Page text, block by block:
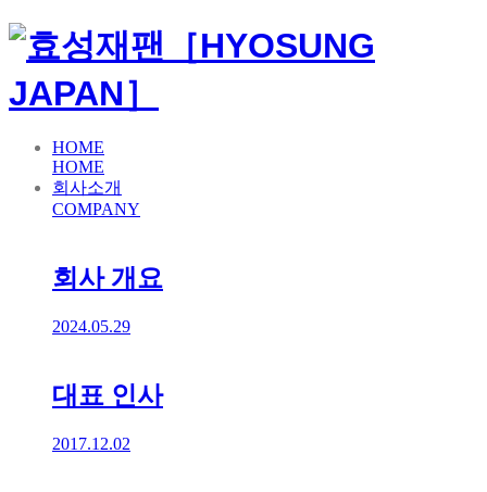
HOME
HOME
회사소개
COMPANY
회사 개요
2024.05.29
대표 인사
2017.12.02